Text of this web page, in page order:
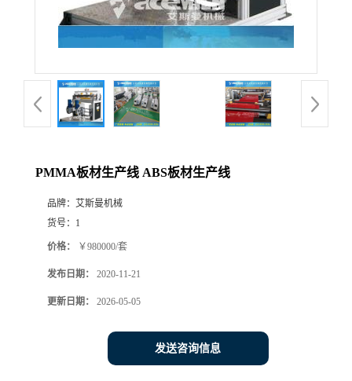
PMMA板材生产线 ABS板材生产线
品牌： 艾斯曼机械
货号： 1
价格： ￥980000/套
发布日期： 2020-11-21
更新日期： 2026-05-05
发送咨询信息